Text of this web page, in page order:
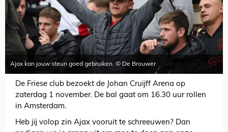
Ajax kan jouw steun goed gebruiken. © De Brouwer
De Friese club bezoekt de Johan Cruijff Arena op
zaterdag 1 november. De bal gaat om 16.30 uur rollen
in Amsterdam.
Heb jij volop zin Ajax vooruit te schreeuwen? Dan